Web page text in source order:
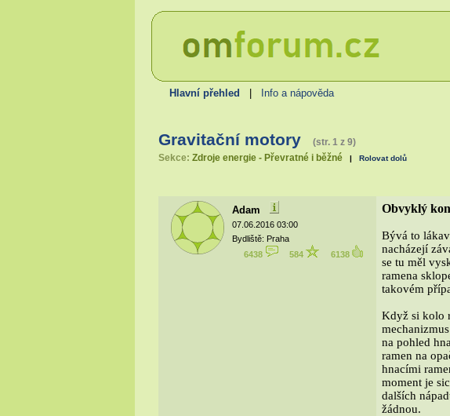
Hlavní přehled Info a nápověda
Gravitační motory (str. 1 z 9)
Sekce: Zdroje energie - Převratné i běžné | Rolovat dolů
Adam
07.06.2016 03:00
Bydliště: Praha
6438
584 6138
Obvyklý
Bývá to
nacházejí
se tu měl
ramena
takovém
Když si kolo
na pohled
ramen na
hnacími
moment je
dalších
žádnou.